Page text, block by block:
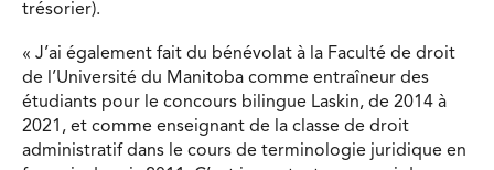
trésorier).
« J’ai également fait du bénévolat à la Faculté de droit
de l’Université du Manitoba comme entraîneur des
étudiants pour le concours bilingue Laskin, de 2014 à
2021, et comme enseignant de la classe de droit
administratif dans le cours de terminologie juridique en